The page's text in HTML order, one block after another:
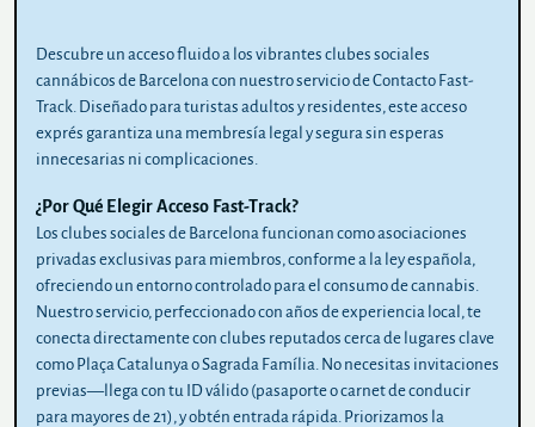
Descubre un acceso fluido a los vibrantes clubes sociales
cannábicos de Barcelona con nuestro servicio de Contacto Fast-
Track. Diseñado para turistas adultos y residentes, este acceso
exprés garantiza una membresía legal y segura sin esperas
innecesarias ni complicaciones.
¿Por Qué Elegir Acceso Fast-Track?
Los clubes sociales de Barcelona funcionan como asociaciones
privadas exclusivas para miembros, conforme a la ley española,
ofreciendo un entorno controlado para el consumo de cannabis.
Nuestro servicio, perfeccionado con años de experiencia local, te
conecta directamente con clubes reputados cerca de lugares clave
como Plaça Catalunya o Sagrada Família. No necesitas invitaciones
previas—llega con tu ID válido (pasaporte o carnet de conducir
para mayores de 21), y obtén entrada rápida. Priorizamos la